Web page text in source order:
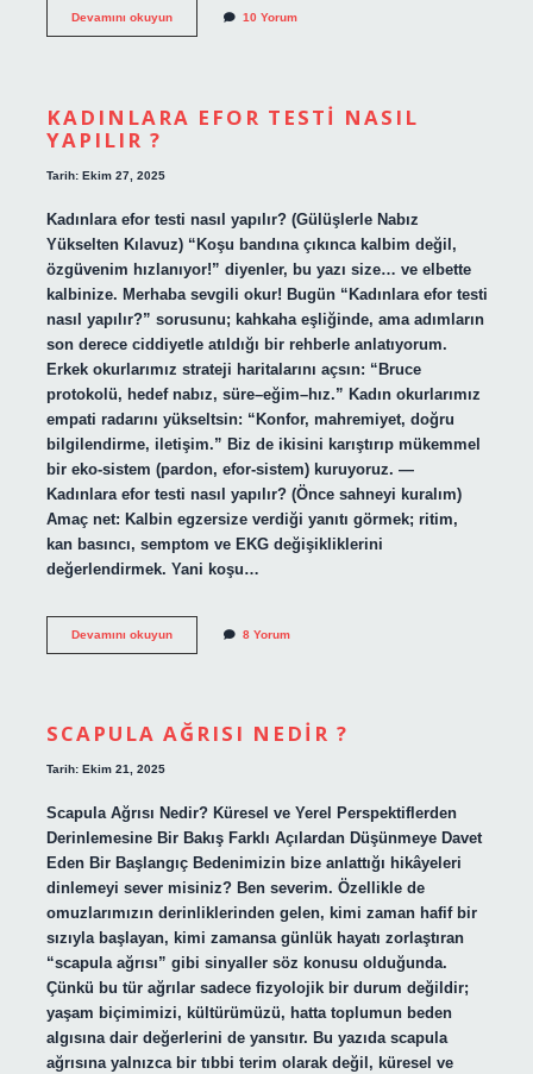
Devamını okuyunRemayözcü 10 Yorum
KADINLARA EFOR TESTI NASIL
YAPILIR ?
Tarih: Ekim 27, 2025
Kadınlara efor testi nasıl yapılır? (Gülüşlerle Nabız
Yükselten Kılavuz) “Koşu bandına çıkınca kalbim değil,
özgüvenim hızlanıyor!” diyenler, bu yazı size… ve elbette
kalbinize. Merhaba sevgili okur! Bugün “Kadınlara efor testi
nasıl yapılır?” sorusunu; kahkaha eşliğinde, ama adımların
son derece ciddiyetle atıldığı bir rehberle anlatıyorum.
Erkek okurlarımız strateji haritalarını açsın: “Bruce
protokolü, hedef nabız, süre–eğim–hız.” Kadın okurlarımız
empati radarını yükseltsin: “Konfor, mahremiyet, doğru
bilgilendirme, iletişim.” Biz de ikisini karıştırıp mükemmel
bir eko-sistem (pardon, efor-sistem) kuruyoruz. —
Kadınlara efor testi nasıl yapılır? (Önce sahneyi kuralım)
Amaç net: Kalbin egzersize verdiği yanıtı görmek; ritim,
kan basıncı, semptom ve EKG değişikliklerini
değerlendirmek. Yani koşu…
Devamını okuyunKadınlara
8 Yorum
SCAPULA AĞRISI NEDIR ?
Tarih: Ekim 21, 2025
Scapula Ağrısı Nedir? Küresel ve Yerel Perspektiflerden
Derinlemesine Bir Bakış Farklı Açılardan Düşünmeye Davet
Eden Bir Başlangıç Bedenimizin bize anlattığı hikâyeleri
dinlemeyi sever misiniz? Ben severim. Özellikle de
omuzlarımızın derinliklerinden gelen, kimi zaman hafif bir
sızıyla başlayan, kimi zamansa günlük hayatı zorlaştıran
“scapula ağrısı” gibi sinyaller söz konusu olduğunda.
Çünkü bu tür ağrılar sadece fizyolojik bir durum değildir;
yaşam biçimimizi, kültürümüzü, hatta toplumun beden
algısına dair değerlerini de yansıtır. Bu yazıda scapula
ağrısına yalnızca bir tıbbi terim olarak değil, küresel ve